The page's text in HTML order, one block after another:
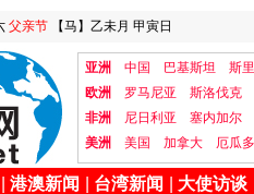
父亲节 【马】乙未月 甲寅日
亚洲 中国 巴基斯坦
斯
欧洲
罗马尼亚
斯洛伐克
非洲
尼日利亚
塞内加尔
美洲
美国 加拿大 厄瓜
港澳新闻 台湾新闻 大使访谈